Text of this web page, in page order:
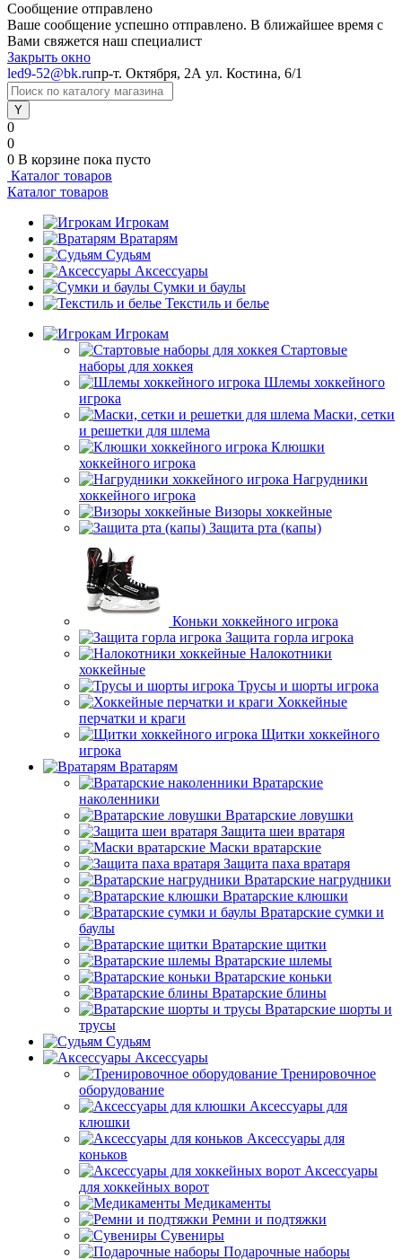
Сообщение отправлено
Ваше сообщение успешно отправлено. В ближайшее время с
Вами свяжется наш специалист
Закрыть окно
led9-52@bk.ruпр-т. Октября, 2А ул. Костина, 6/1
0
0
0 В корзине пока пусто
Каталог товаров
Каталог товаров
Игрокам
Вратарям
Судьям
Аксессуары
Сумки и баулы
Текстиль и белье
Игрокам
Стартовые
наборы для хоккея
Шлемы хоккейного
игрока
Маски, сетки
и решетки для шлема
Клюшки
хоккейного игрока
Нагрудники
хоккейного игрока
Визоры хоккейные
Защита рта (капы)
Коньки хоккейного игрока
Защита горла игрока
Налокотники
хоккейные
Трусы и шорты игрока
Хоккейные
перчатки и краги
Щитки хоккейного
игрока
Вратарям
Вратарские
наколенники
Вратарские ловушки
Защита шеи вратаря
Маски вратарские
Защита паха вратаря
Вратарские нагрудники
Вратарские клюшки
Вратарские сумки и
баулы
Вратарские щитки
Вратарские шлемы
Вратарские коньки
Вратарские блины
Вратарские шорты и
трусы
Судьям
Аксессуары
Тренировочное
оборудование
Аксессуары для
клюшки
Аксессуары для
коньков
Аксессуары
для хоккейных ворот
Медикаменты
Ремни и подтяжки
Сувениры
Подарочные наборы